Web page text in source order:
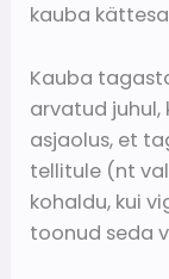
kauba
Kauba
arvatud juhul,
asjaolus, et
tellitule (nt
kohaldu, kui
toonud seda